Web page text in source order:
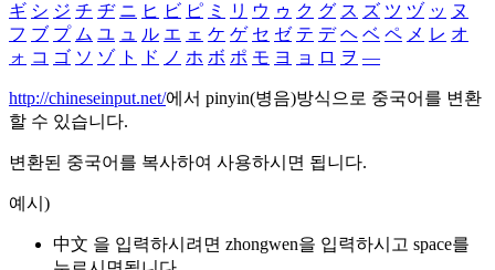
ギ シ ジ チ ヂ ニ ヒ ビ ピ ミ リ ウ ゥ ク グ ス ズ ツ ヅ ッ ヌ
フ ブ プ ム ユ ュ ル エ ェ ケ ゲ セ ゼ テ デ ヘ ベ ペ メ レ オ
ォ コ ゴ ソ ゾ ト ド ノ ホ ボ ポ モ ヨ ョ ロ ヲ ―
http://chineseinput.net/에서 pinyin(병음)방식으로 중국어를 변환
할 수 있습니다.
변환된 중국어를 복사하여 사용하시면 됩니다.
예시)
中文 을 입력하시려면 zhongwen을 입력하시고 space를